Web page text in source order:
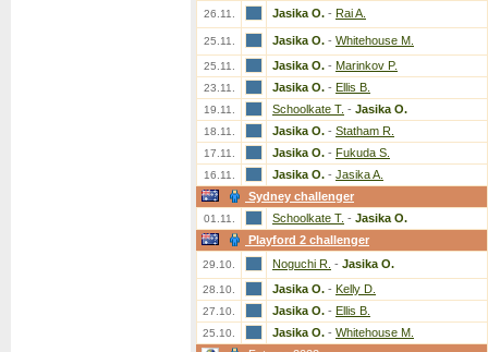
26.11. Jasika O. - Rai A.
25.11. Jasika O. - Whitehouse M.
25.11. Jasika O. - Marinkov P.
23.11. Jasika O. - Ellis B.
19.11. Schoolkate T. - Jasika O.
18.11. Jasika O. - Statham R.
17.11. Jasika O. - Fukuda S.
16.11. Jasika O. - Jasika A.
Sydney challenger
01.11. Schoolkate T. - Jasika O.
Playford 2 challenger
29.10. Noguchi R. - Jasika O.
28.10. Jasika O. - Kelly D.
27.10. Jasika O. - Ellis B.
25.10. Jasika O. - Whitehouse M.